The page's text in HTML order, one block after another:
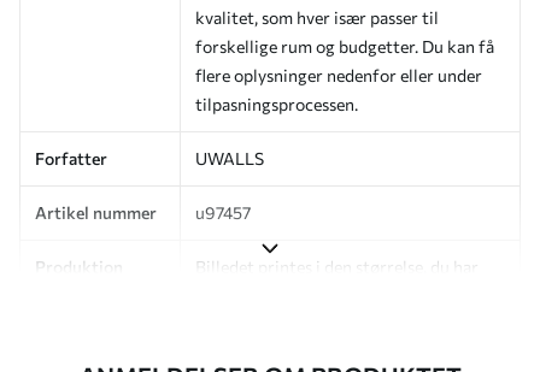
kvalitet, som hver især passer til
forskellige rum og budgetter. Du kan få
flere oplysninger nedenfor eller under
tilpasningsprocessen.
Forfatter UWALLS
Artikel nummer u97457
Produktion
Billedet printes i den størrelse, du har